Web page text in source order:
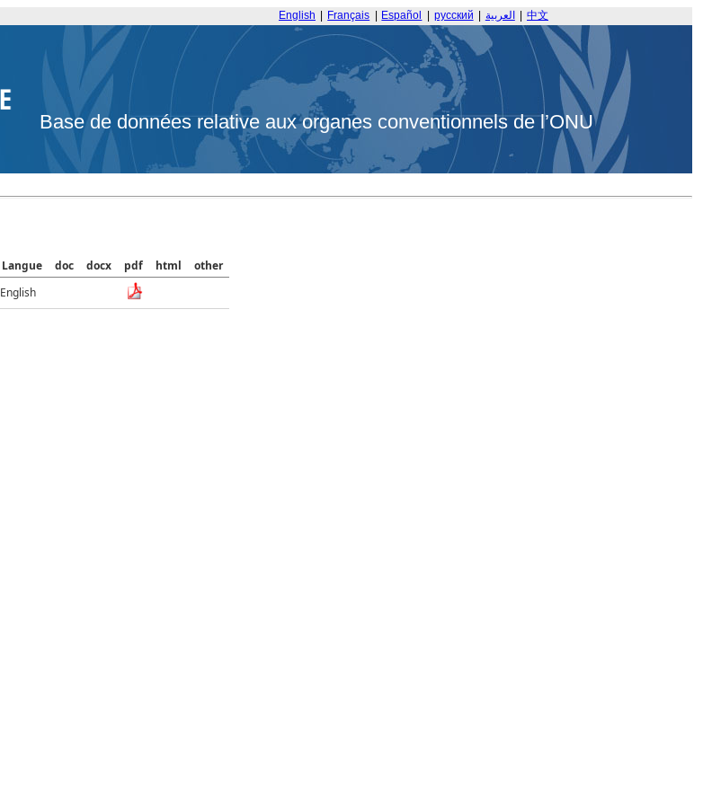
English Français Español русский العربية 中文
Base de données relative aux organes conventionnels de l’ONU
Langue doc docx pdf html
other
English